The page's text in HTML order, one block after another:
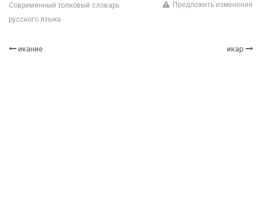
Современный толковый словарь
русского языка
Предложить изменения
икание икар